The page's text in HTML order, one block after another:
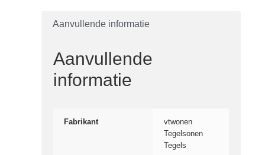
Aanvullende informatie
Aanvullende
informatie
Fabrikant
vtwonen
Tegelsonen
Tegels